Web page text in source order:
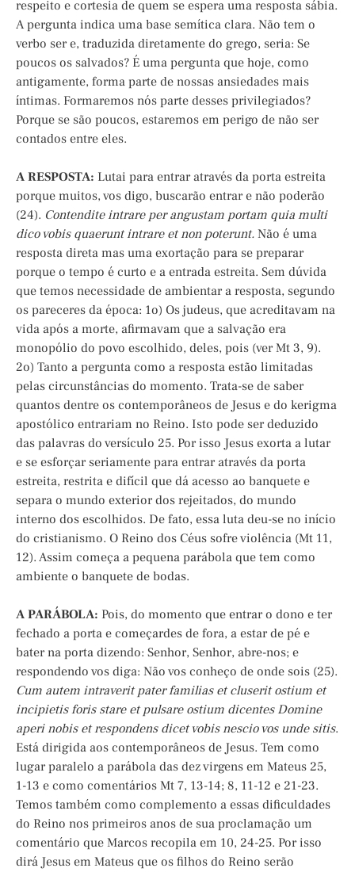
respeito e cortesia de quem se espera uma resposta sábia.
A pergunta indica uma base semítica clara. Não tem o
verbo ser e, traduzida diretamente do grego, seria: Se
poucos os salvados? É uma pergunta que hoje, como
antigamente, forma parte de nossas ansiedades mais
íntimas. Formaremos nós parte desses privilegiados?
Porque se são poucos, estaremos em perigo de não ser
contados entre eles.
A RESPOSTA: Lutai para entrar através da porta estreita
porque muitos, vos digo, buscarão entrar e não poderão
(24). Contendite intrare per angustam portam quia multi
dico vobis quaerunt intrare et non poterunt. Não é uma
resposta direta mas uma exortação para se preparar
porque o tempo é curto e a entrada estreita. Sem dúvida
que temos necessidade de ambientar a resposta, segundo
os pareceres da época: 1o) Os judeus, que acreditavam na
vida após a morte, afirmavam que a salvação era
monopólio do povo escolhido, deles, pois (ver Mt 3, 9).
2o) Tanto a pergunta como a resposta estão limitadas
pelas circunstâncias do momento. Trata-se de saber
quantos dentre os contemporâneos de Jesus e do kerigma
apostólico entrariam no Reino. Isto pode ser deduzido
das palavras do versículo 25. Por isso Jesus exorta a lutar
e se esforçar seriamente para entrar através da porta
estreita, restrita e difícil que dá acesso ao banquete e
separa o mundo exterior dos rejeitados, do mundo
interno dos escolhidos. De fato, essa luta deu-se no início
do cristianismo. O Reino dos Céus sofre violência (Mt 11,
12). Assim começa a pequena parábola que tem como
ambiente o banquete de bodas.
A PARÁBOLA: Pois, do momento que entrar o dono e ter
fechado a porta e começardes de fora, a estar de pé e
bater na porta dizendo: Senhor, Senhor, abre-nos; e
respondendo vos diga: Não vos conheço de onde sois (25).
Cum autem intraverit pater familias et cluserit ostium et
incipietis foris stare et pulsare ostium dicentes Domine
aperi nobis et respondens dicet vobis nescio vos unde sitis.
Está dirigida aos contemporâneos de Jesus. Tem como
lugar paralelo a parábola das dez virgens em Mateus 25,
1-13 e como comentários Mt 7, 13-14; 8, 11-12 e 21-23.
Temos também como complemento a essas dificuldades
do Reino nos primeiros anos de sua proclamação um
comentário que Marcos recopila em 10, 24-25. Por isso
dirá Jesus em Mateus que os filhos do Reino serão